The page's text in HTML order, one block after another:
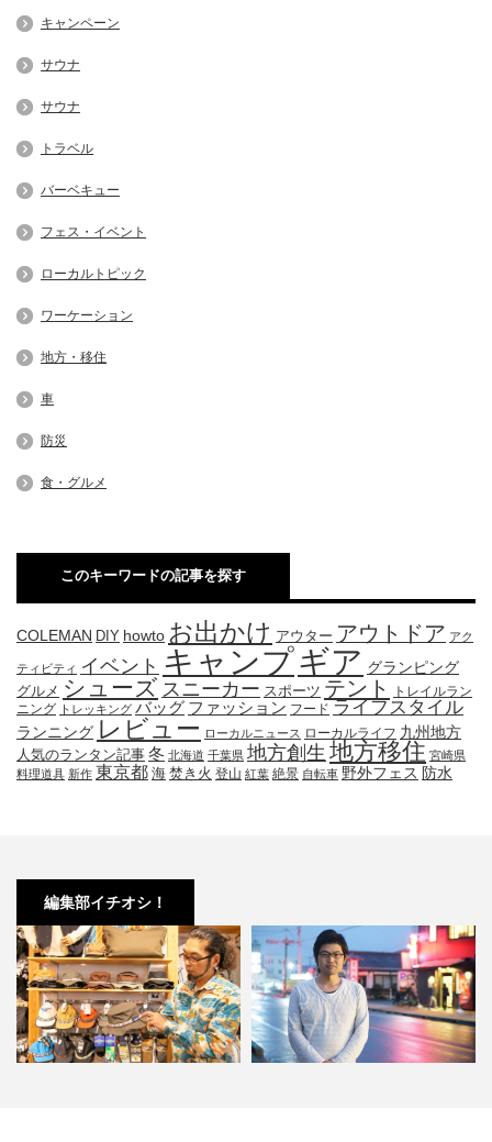
キャンペーン
サウナ
サウナ
トラベル
バーベキュー
フェス・イベント
ローカルトピック
ワーケーション
地方・移住
車
防災
食・グルメ
このキーワードの記事を探す
COLEMAN DIY howto お出かけ アウター アウトドア アク
ティビティ イベント キャンプギア グランピング
グルメ シューズ スニーカー スポーツ テント
トレイルラン
ニング
トレッキング バッグ ファッション フード ライフスタイル
ランニング レビュー ローカルニュース ローカルライフ 九州地方
人気のランタン記事 冬 北海道 千葉県 地方創生 地方移住 宮崎県
料理道具 新作 東京都 海 焚き火 登山 紅葉 絶景 自転車 野外フェス 防水
編集部イチオシ！